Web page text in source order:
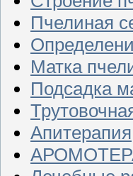
Пчелиная
Матка
Подсадка
Апитерапия